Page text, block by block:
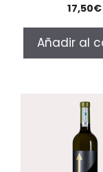
17,50€
Añadir al